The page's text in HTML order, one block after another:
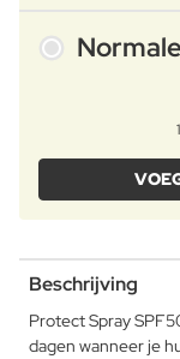
Beschrijving
Protect Spray
dagen wanneer je